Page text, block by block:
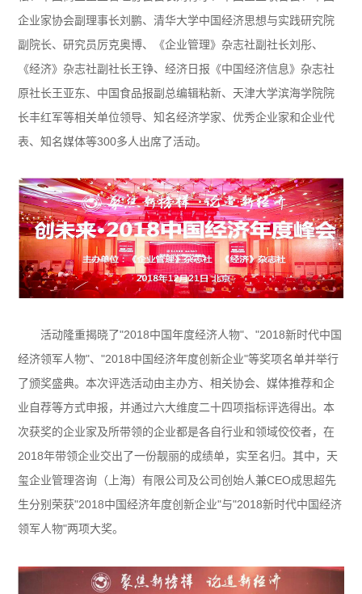
企业家协会副理事长刘鹏、清华大学中国经济思想与实践研究院
副院长、研究员厉克奥博、《企业管理》杂志社副社长刘彤、
《经济》杂志社副社长王铮、经济日报《中国经济信息》杂志社
原社长王亚东、中国食品报副总编辑粘新、天津大学滨海学院院
长丰红军等相关单位领导、知名经济学家、优秀企业家和企业代
表、知名媒体等300多人出席了活动。
活动隆重揭晓了"2018中国年度经济人物"、"2018新时代中国
经济领军人物"、"2018中国经济年度创新企业"等奖项名单并举行
了颁奖盛典。本次评选活动由主办方、相关协会、媒体推荐和企
业自荐等方式申报，并通过六大维度二十四项指标评选得出。本
次获奖的企业家及所带领的企业都是各自行业和领域佼佼者，在
2018年带领企业交出了一份靓丽的成绩单，实至名归。其中，天
玺企业管理咨询（上海）有限公司及公司创始人兼CEO成思超先
生分别荣获"2018中国经济年度创新企业"与"2018新时代中国经济
领军人物"两项大奖。